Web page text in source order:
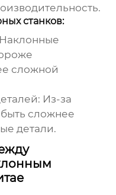
станков:
Наклонные
сложной
Из-за
сложнее
детали.